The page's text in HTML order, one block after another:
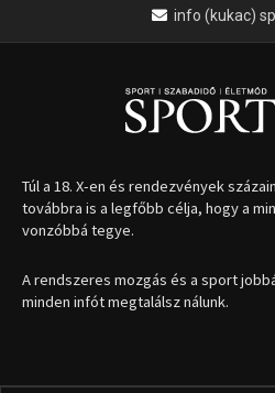
1035 Budapest, Miklós u. 7.